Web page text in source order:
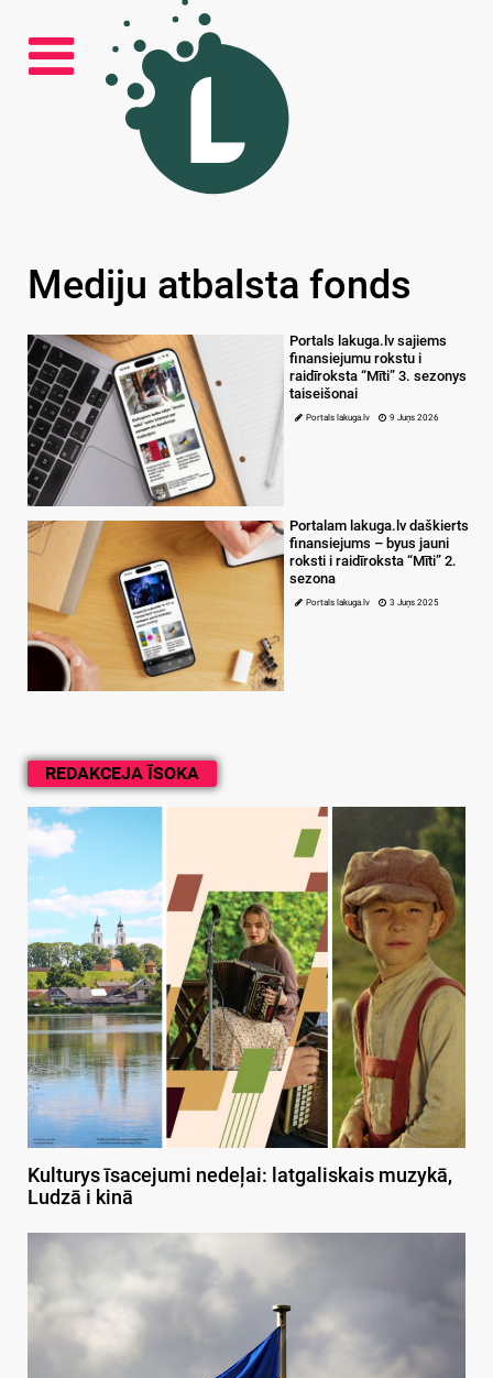
REDAKCEJA ĪSOKA
Kulturys īsacejumi nedeļai: latgaliskais muzykā,
Ludzā i kinā
Mediju atbalsta fonds
Portals lakuga.lv sajiems
finansiejumu rokstu i
raidīroksta “Mīti” 3. sezonys
taiseišonai
Portals lakuga.lv 9 Juņs 2026
Portalam lakuga.lv daškierts
finansiejums – byus jauni
roksti i raidīroksta “Mīti” 2.
sezona
Portals lakuga.lv 3 Juņs 2025